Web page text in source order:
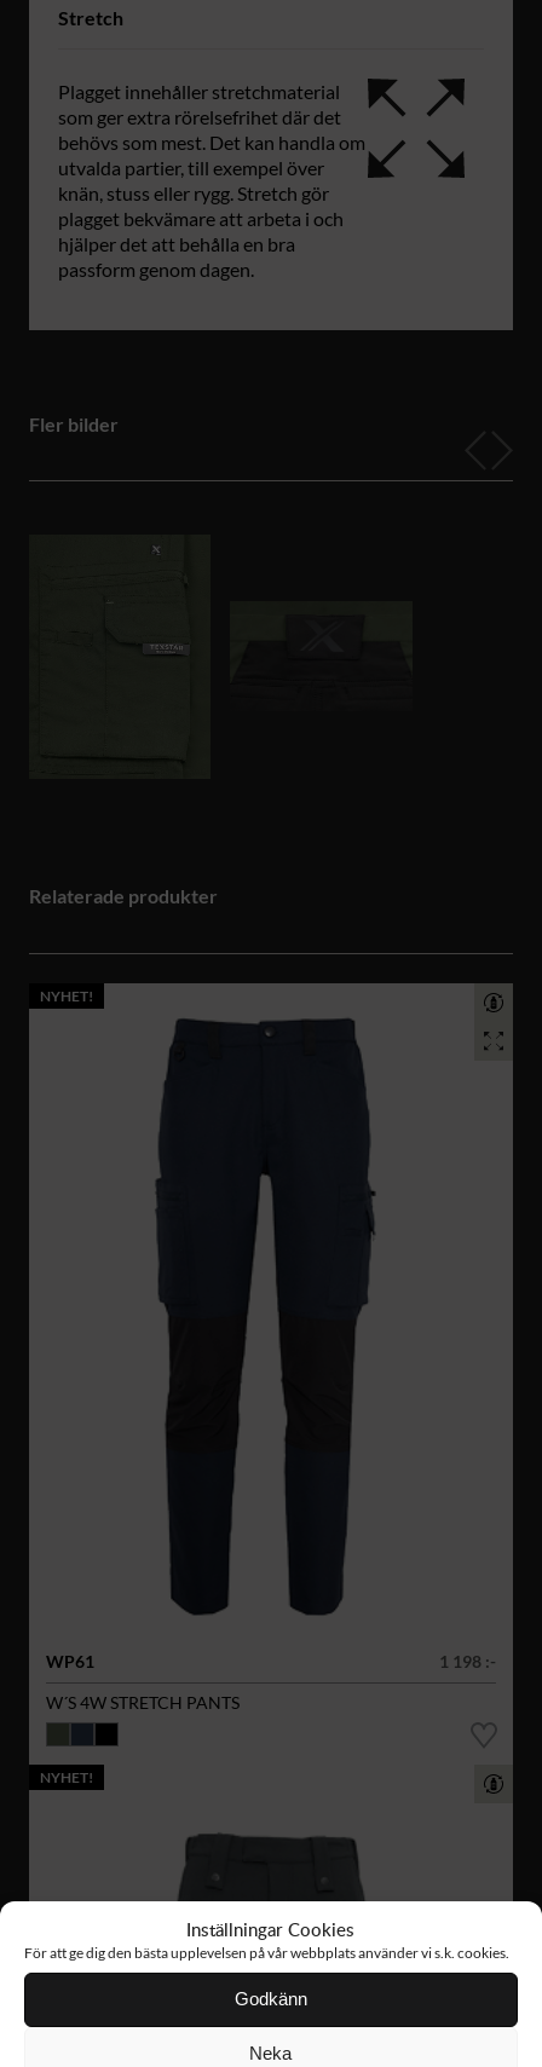
Inställningar Cookies
För att ge dig den bästa upplevelsen på vår webbplats använder vi s.k. cookies.
Godkänn
Neka
Stretch
Plagget innehåller stretchmaterial
som ger extra rörelsefrihet där det
behövs som mest. Det kan handla om
utvalda partier, till exempel över
knän, stuss eller rygg. Stretch gör
plagget bekvämare att arbeta i och
hjälper det att behålla en bra
passform genom dagen.
Fler bilder
Relaterade produkter
NYHET!
WP61
1 198 :-
W´S 4W STRETCH PANTS
NYHET!